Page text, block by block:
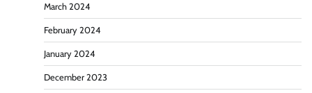
March 2024
February 2024
January 2024
December 2023